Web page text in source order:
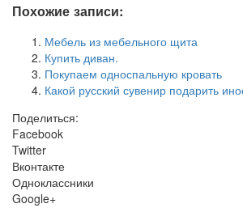
Похожие записи:
Мебель из мебельного щита
Купить диван.
Покупаем односпальную кровать
Какой русский сувенир подарить
Поделиться:
Facebook
Twitter
Вконтакте
Одноклассники
Google+